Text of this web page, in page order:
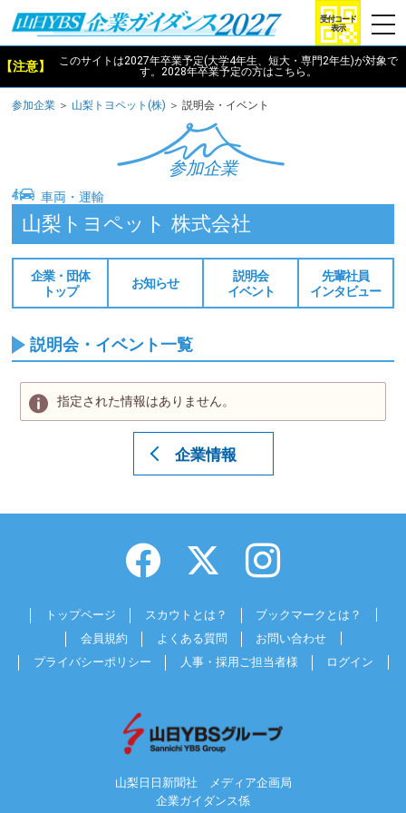
【注意】
このサイトは2027年卒業予定(大学4年生、短大・専門2年生)が対象で
す。2028年卒業予定の方はこちら 。
受付コード
表示
参加企業 ＞ 山梨トヨペット(株) ＞ 説明会・イベント
参加企業
山梨トヨペット 株式会社
車両・運輸
企業・団体
トップ
お知らせ
説明会
イベント
先輩社員
インタビュー
説明会・イベント一覧
指定された情報はありません。
企業情報
トップページ スカウトとは？
ブックマークとは？
会員規約
よくある質問
お問い合わせ
プライバシーポリシー
人事・採用ご担当者様 ログイン
山梨日日新聞社 メディア企画局
企業ガイダンス係